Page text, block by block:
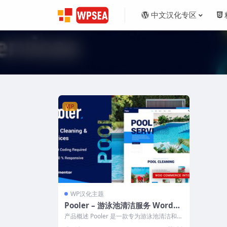
中文汉化专区
VIP
WP汉化主题
Pooler – 游泳池清洁服务 WordPr
ess 主题
产品概述 Pooler 是一款专为游泳池清洁和维